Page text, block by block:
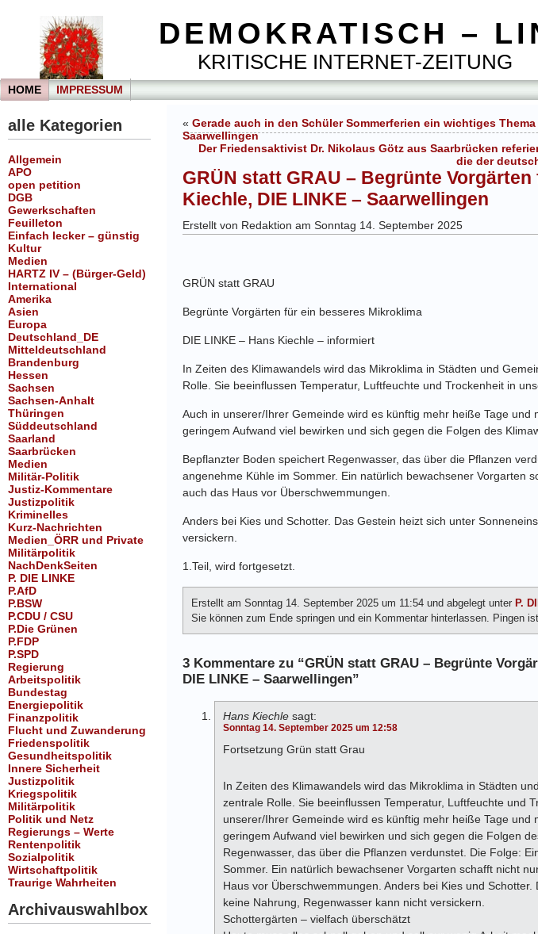
DEMOKRATISCH –
KRITISCHE INTERNET-ZEITUNG
HOME IMPRESSUM
alle Kategorien
Allgemein
APO
open petition
DGB
Gewerkschaften
Feuilleton
Einfach lecker – günstig
Kultur
Medien
HARTZ IV – (Bürger-Geld)
International
Amerika
Asien
Europa
Deutschland_DE
Mitteldeutschland
Brandenburg
Hessen
Sachsen
Sachsen-Anhalt
Thüringen
Süddeutschland
Saarland
Saarbrücken
Medien
Militär-Politik
Justiz-Kommentare
Justizpolitik
Kriminelles
Kurz-Nachrichten
Medien_ÖRR und Private
Militärpolitik
NachDenkSeiten
P. DIE LINKE
P.AfD
P.BSW
P.CDU / CSU
P.Die Grünen
P.FDP
P.SPD
Regierung
Arbeitspolitik
Bundestag
Energiepolitik
Finanzpolitik
Flucht und Zuwanderung
Friedenspolitik
Gesundheitspolitik
Innere Sicherheit
Justizpolitik
Kriegspolitik
Militärpolitik
Politik und Netz
Regierungs – Werte
Rentenpolitik
Sozialpolitik
Wirtschaftpolitik
Traurige Wahrheiten
Archivauswahlbox
« Gerade auch in den Schüler Sommerferien ein wichtiges
Saarwellingen
Der Friedensaktivist Dr. Nikolaus Götz aus Saarbrücken
die der
GRÜN statt GRAU – Begrünte
Kiechle, DIE LINKE – Saarwellingen
Erstellt von Redaktion am Sonntag 14. September 2025
GRÜN statt GRAU
Begrünte Vorgärten für ein besseres Mikroklima
DIE LINKE – Hans Kiechle – informiert
In Zeiten des Klimawandels wird das Mikroklima in Städten und
Rolle. Sie beeinflussen Temperatur, Luftfeuchte und Trockenheit in
Auch in unserer/Ihrer Gemeinde wird es künftig mehr heiße Tage
geringem Aufwand viel bewirken und sich gegen die Folgen des
Bepflanzter Boden speichert Regenwasser, das über die Pflanzen
angenehme Kühle im Sommer. Ein natürlich bewachsener Vorgarten
auch das Haus vor Überschwemmungen.
Anders bei Kies und Schotter. Das Gestein heizt sich unter
versickern.
1.Teil, wird fortgesetzt.
Erstellt am Sonntag 14. September 2025 um 11:54 und abgelegt unter P.
Sie können zum Ende springen und ein Kommentar hinterlassen. Pingen
3 Kommentare zu “GRÜN statt GRAU – Begrünte
DIE LINKE – Saarwellingen”
Hans Kiechle sagt:
Sonntag 14. September 2025 um 12:58
Fortsetzung Grün statt Grau
In Zeiten des Klimawandels wird das Mikroklima in Städten
zentrale Rolle. Sie beeinflussen Temperatur, Luftfeuchte und
unserer/Ihrer Gemeinde wird es künftig mehr heiße Tage
geringem Aufwand viel bewirken und sich gegen die Folgen
Regenwasser, das über die Pflanzen verdunstet. Die Folge:
Sommer. Ein natürlich bewachsener Vorgarten schafft nicht
Haus vor Überschwemmungen. Anders bei Kies und
keine Nahrung, Regenwasser kann nicht versickern.
Schottergärten – vielfach überschätzt